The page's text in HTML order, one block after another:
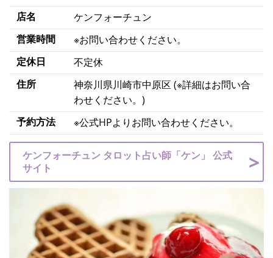
店名
ケンフォーチュン
営業時間
※お問い合わせください。
定休日
不定休
住所
神奈川県川崎市中原区 (※詳細はお問い合
わせください。)
予約方法
※公式HPよりお問い合わせください。
ケンフォーチュン タロット占い師「ケン」 公式
サイト